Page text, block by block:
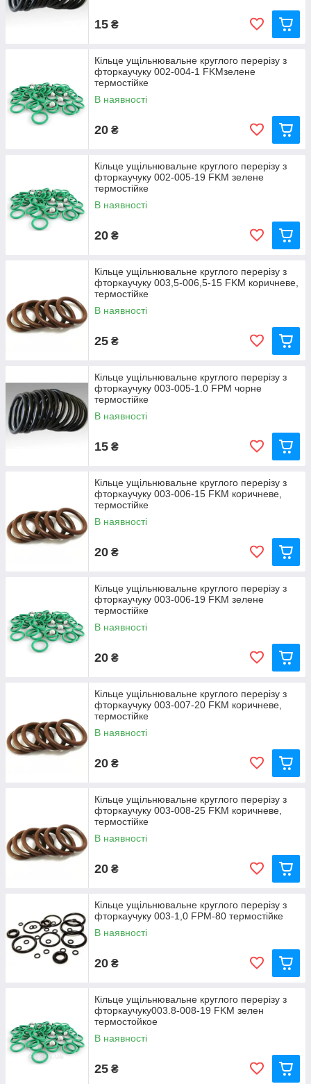
15 ₴
Кільце ущільнювальне круглого перерізу з
фторкаучуку 002-004-1 FKMзелене
термостійке
В наявності
20 ₴
Кільце ущільнювальне круглого перерізу з
фторкаучуку 002-005-19 FKM зелене
термостійке
В наявності
20 ₴
Кільце ущільнювальне круглого перерізу з
фторкаучуку 003,5-006,5-15 FKM коричневе,
термостійке
В наявності
25 ₴
Кільце ущільнювальне круглого перерізу з
фторкаучуку 003-005-1.0 FРM чорне
термостійке
В наявності
15 ₴
Кільце ущільнювальне круглого перерізу з
фторкаучуку 003-006-15 FKM коричневе,
термостійке
В наявності
20 ₴
Кільце ущільнювальне круглого перерізу з
фторкаучуку 003-006-19 FKM зелене
термостійке
В наявності
20 ₴
Кільце ущільнювальне круглого перерізу з
фторкаучуку 003-007-20 FKM коричневе,
термостійке
В наявності
20 ₴
Кільце ущільнювальне круглого перерізу з
фторкаучуку 003-008-25 FKM коричневе,
термостійке
В наявності
20 ₴
Кільце ущільнювальне круглого перерізу з
фторкаучуку 003-1,0 FPM-80 термостійке
В наявності
20 ₴
Кільце ущільнювальне круглого перерізу з
фторкаучуку003.8-008-19 FKM зелен
термостойкое
В наявності
25 ₴